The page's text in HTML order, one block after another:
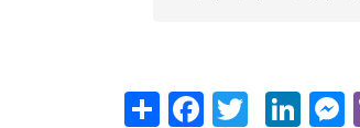
ShareFacebook
Twitter